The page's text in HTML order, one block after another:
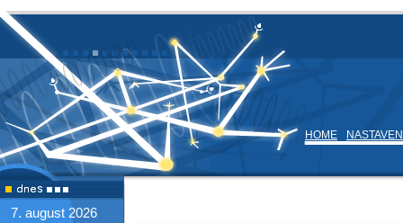
HOME
7. august 2026